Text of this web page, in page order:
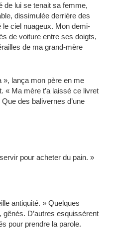
lui se tenait sa femme,
dissimulée derrière des
le ciel nuageux. Mon demi-
de voiture entre ses doigts,
de ma grand-mère
», lança mon père en me
« Ma mère t’a laissé ce livret
des balivernes d’une
pour acheter du pain. »
antiquité. » Quelques
D’autres esquissèrent
pour prendre la parole.